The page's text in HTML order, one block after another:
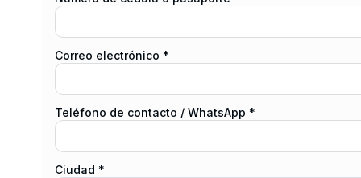
Correo electrónico *
Teléfono de contacto / WhatsApp *
Ciudad *